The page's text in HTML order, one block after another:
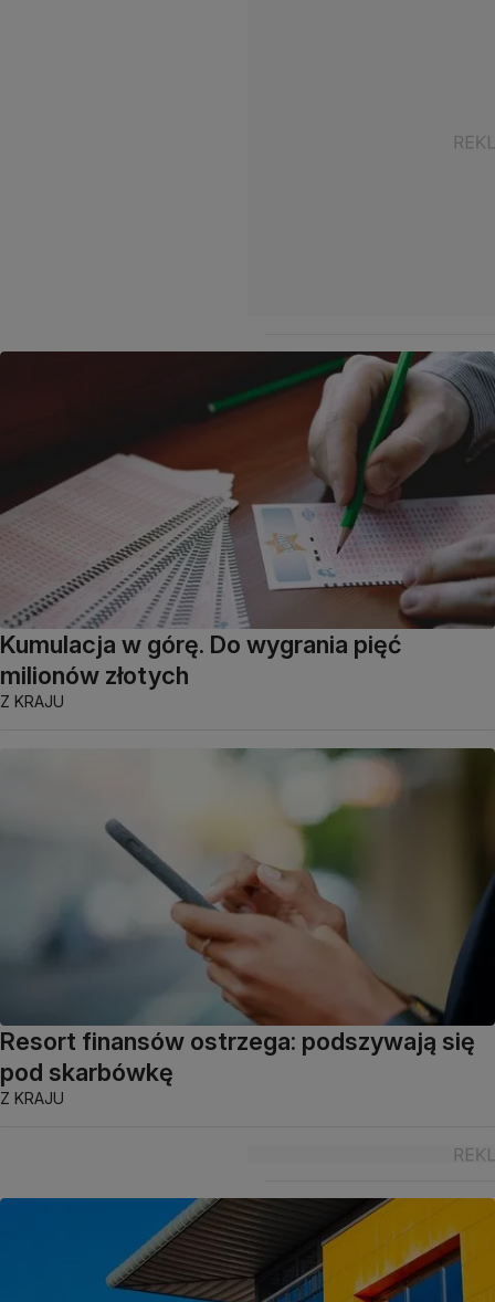
Kumulacja w górę. Do wygrania pięć
milionów złotych
Z KRAJU
Resort finansów ostrzega: podszywają się
pod skarbówkę
Z KRAJU